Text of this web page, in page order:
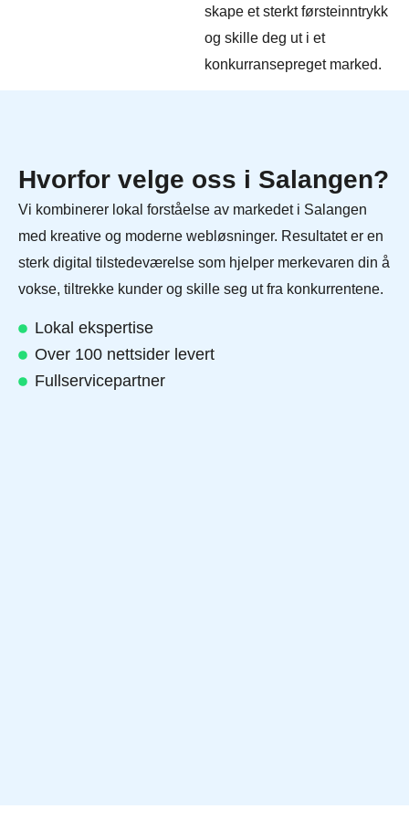
skape et sterkt førsteinntrykk
og skille deg ut i et
konkurransepreget marked.
Hvorfor velge oss i Salangen?
Vi kombinerer lokal forståelse av markedet i Salangen
med kreative og moderne webløsninger. Resultatet er en
sterk digital tilstedeværelse som hjelper merkevaren din å
vokse, tiltrekke kunder og skille seg ut fra konkurrentene.
Lokal ekspertise
Over 100 nettsider levert
Fullservicepartner